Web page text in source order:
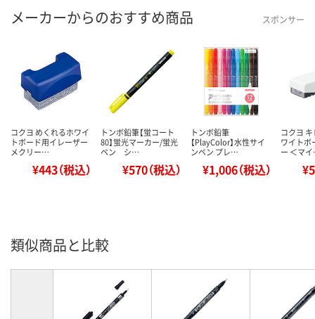
メーカーからのおすすめ商品 スポンサー
コクヨ めくれるホワイ
トボード用イレーザー
メクリー…
¥443（税込）
トンボ鉛筆【蛍コート
80】蛍光マーカー/蛍光
ペン シ…
¥570（税込）
トンボ鉛筆
【PlayColor】水性サイ
ンペン プレ…
¥1,006（税込）
コクヨ
ワイトボ
ー ＜マ
類似商品と比較